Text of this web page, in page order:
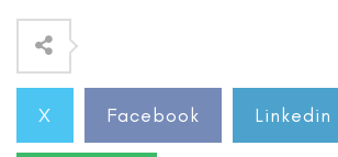
X Facebook Linkedin